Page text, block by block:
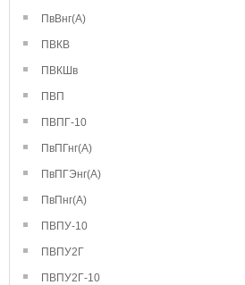
ПвВнг(А)
ПВКВ
ПВКШв
ПВП
ПВПГ-10
ПвПГнг(А)
ПвПГЭнг(А)
ПвПнг(А)
ПВПУ-10
ПВПУ2Г
ПВПУ2Г-10